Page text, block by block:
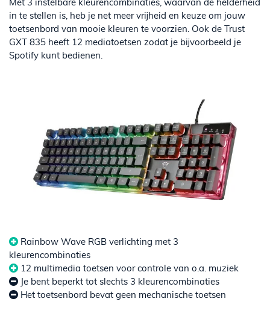
Met 3 instelbare kleurencombinaties, waarvan de helderheid
in te stellen is, heb je net meer vrijheid en keuze om jouw
toetsenbord van mooie kleuren te voorzien. Ook de Trust
GXT 835 heeft 12 mediatoetsen zodat je bijvoorbeeld je
Spotify kunt bedienen.
Rainbow Wave RGB verlichting met 3
kleurencombinaties
12 multimedia toetsen voor controle van o.a. muziek
Je bent beperkt tot slechts 3 kleurencombinaties
Het toetsenbord bevat geen mechanische toetsen